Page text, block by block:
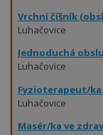
Vrchní číšník
Luhačovice
Jednoduchá
Luhačovice
Fyzioterapeut/
Luhačovice